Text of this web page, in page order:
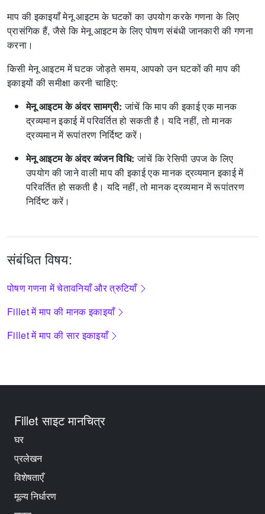
माप की इकाइयाँ मेनू आइटम के घटकों का उपयोग करके गणना के लिए
प्रासंगिक हैं, जैसे कि मेनू आइटम के लिए पोषण संबंधी जानकारी की गणना
करना।
किसी मेनू आइटम में घटक जोड़ते समय, आपको उन घटकों की माप की
इकाइयों की समीक्षा करनी चाहिए:
मेनू आइटम के अंदर सामग्री: जांचें कि माप की इकाई एक मानक
द्रव्यमान इकाई में परिवर्तित हो सकती है। यदि नहीं, तो मानक
द्रव्यमान में रूपांतरण निर्दिष्ट करें।
मेनू आइटम के अंदर व्यंजन विधि: जांचें कि रेसिपी उपज के लिए
उपयोग की जाने वाली माप की इकाई एक मानक द्रव्यमान इकाई में
परिवर्तित हो सकती है। यदि नहीं, तो मानक द्रव्यमान में रूपांतरण
निर्दिष्ट करें।
संबंधित विषय:
पोषण गणना में चेतावनियाँ और त्रुटियाँ
Fillet में माप की मानक इकाइयाँ
Fillet में माप की सार इकाइयाँ
Fillet साइट मानचित्र
घर
प्रलेखन
विशेषताएँ
मूल्य निर्धारण